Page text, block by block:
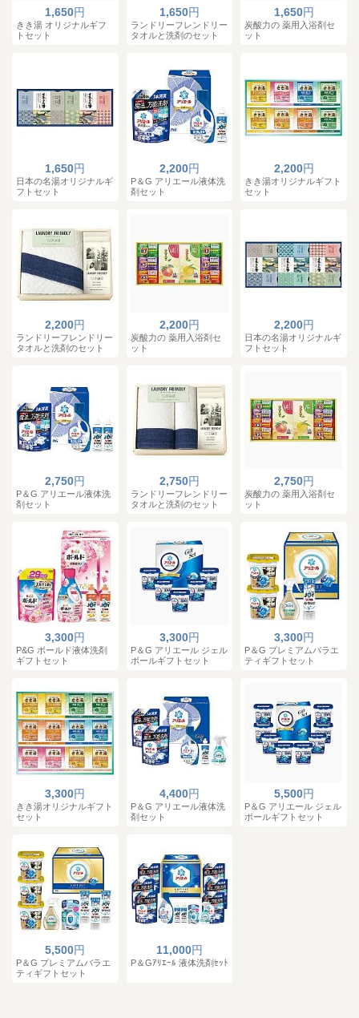
1,650円
きき湯 オリジナルギフ
トセット
1,650円
ランドリーフレンドリー
タオルと洗剤のセット
1,650円
炭酸力の 薬用入浴剤セ
ット
1,650円
日本の名湯オリジナルギ
フトセット
2,200円
P＆G アリエール液体洗
剤セット
2,200円
きき湯オリジナルギフト
セット
2,200円
ランドリーフレンドリー
タオルと洗剤のセット
2,200円
炭酸力の 薬用入浴剤セ
ット
2,200円
日本の名湯オリジナルギ
フトセット
2,750円
P＆G アリエール液体洗
剤セット
2,750円
ランドリーフレンドリー
タオルと洗剤のセット
2,750円
炭酸力の 薬用入浴剤セ
ット
3,300円
P&G ボールド液体洗剤
ギフトセット
3,300円
P＆G アリエール ジェル
ボールギフトセット
3,300円
P＆G プレミアムバラエ
ティギフトセット
3,300円
きき湯オリジナルギフト
セット
4,400円
P＆G アリエール液体洗
剤セット
5,500円
P＆G アリエール ジェル
ボールギフトセット
5,500円
P＆G プレミアムバラエ
ティギフトセット
11,000円
P＆Gｱﾘｴｰﾙ 液体洗剤ｾｯﾄ